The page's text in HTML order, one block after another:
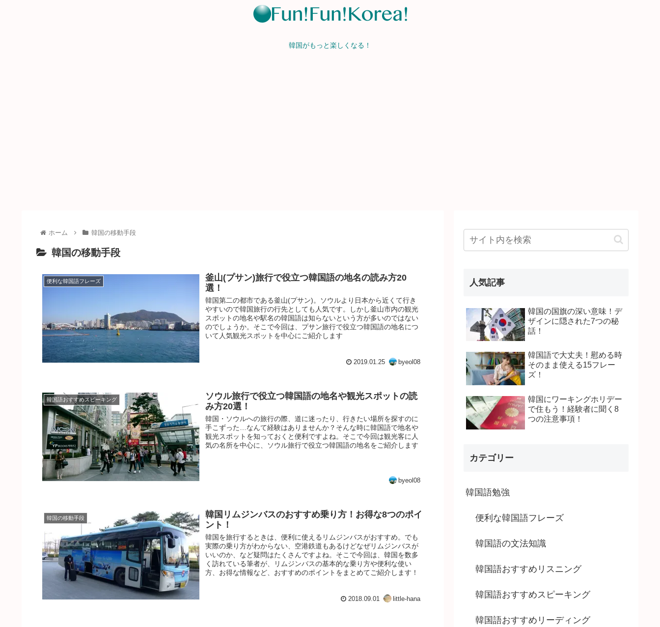
韓国がもっと楽しくなる！
ホーム 韓国の移動手段
韓国の移動手段
便利な韓国語フレーズ
釜山(プサン)旅行で役立つ韓国語の地名の読み方20
選！
韓国第二の都市である釜山(プサン)。ソウルより日本から近くて行き
やすいので韓国旅行の行先としても人気です。しかし釜山市内の観光
スポットの地名や駅名の韓国語は知らないという方が多いのではない
のでしょうか。そこで今回は、プサン旅行で役立つ韓国語の地名につ
いて人気観光スポットを中心にご紹介します
2019.01.25 byeol08
韓国語おすすめスピーキング
ソウル旅行で役立つ韓国語の地名や観光スポットの読
み方20選！
韓国・ソウルへの旅行の際、道に迷ったり、行きたい場所を探すのに
手こずった…なんて経験はありませんか？そんな時に韓国語で地名や
観光スポットを知っておくと便利ですよね。そこで今回は観光客に人
気の名所を中心に、ソウル旅行で役立つ韓国語の地名をご紹介します
byeol08
韓国の移動手段
韓国リムジンバスのおすすめ乗り方！お得な8つのポイ
ント！
韓国を旅行するときは、便利に使えるリムジンバスがおすすめ。でも
実際の乗り方がわからない、空港鉄道もあるけどなぜリムジンバスが
いいのか、など疑問はたくさんですよね。そこで今回は、韓国を数多
く訪れている筆者が、リムジンバスの基本的な乗り方や便利な使い
方、お得な情報など、おすすめのポイントをまとめてご紹介します！
2018.09.01 little-hana
人気記事
韓国の国旗の深い意味！デ
ザインに隠された7つの秘
話！
韓国語で大丈夫！慰める時
そのまま使える15フレー
ズ！
韓国にワーキングホリデー
で住もう！経験者に聞く8
つの注意事項！
カテゴリー
韓国語勉強
便利な韓国語フレーズ
韓国語の文法知識
韓国語おすすめリスニング
韓国語おすすめスピーキング
韓国語おすすめリーディング